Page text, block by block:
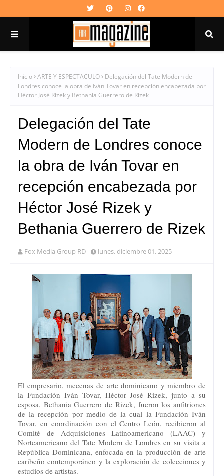
Inicio ARTE Y ESPECTACULO
Delegación del Tate Modern de
Londres conoce la obra de Iván Tovar en recepción encabezada por
Héctor José Rizek y Bethania Guerrero de Rizek
Delegación del Tate
Modern de Londres conoce
la obra de Iván Tovar en
recepción encabezada por
Héctor José Rizek y
Bethania Guerrero de Rizek
Fox Media Group RD lunes, diciembre 01, 2025
El empresario, mecenas de arte dominicano y miembro de
la Fundación Iván Tovar, Héctor José Rizek, junto a su
esposa, Bethania Guerrero de Rizek, fueron los anfitriones
de la recepción por medio de la cual la Fundación Iván
Tovar, en coordinación con el Centro León, recibieron al
Comité de Adquisiciones Latinoamericano (LAAC) y
Norteamericano del Tate Modern de Londres en su visita a
República Dominicana, enfocada en la producción de arte
caribeño contemporáneo y la exploración de colecciones y
estudios de artistas.